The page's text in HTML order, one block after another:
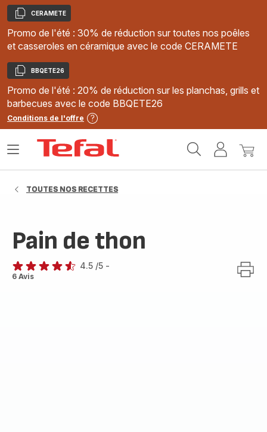
Copier
CERAMETE
Promo de l'été : 30% de réduction sur toutes nos poêles
et casseroles en céramique avec le code CERAMETE
Copier
BBQETE26
Promo de l'été : 20% de réduction sur les planchas, grills et
barbecues avec le code BBQETE26
Conditions de l'offre
MonMon
Ouvrir
TOUTES NOS RECETTES
Pain de thon
ratings.4.5
4.5 /5 -
6 Avis